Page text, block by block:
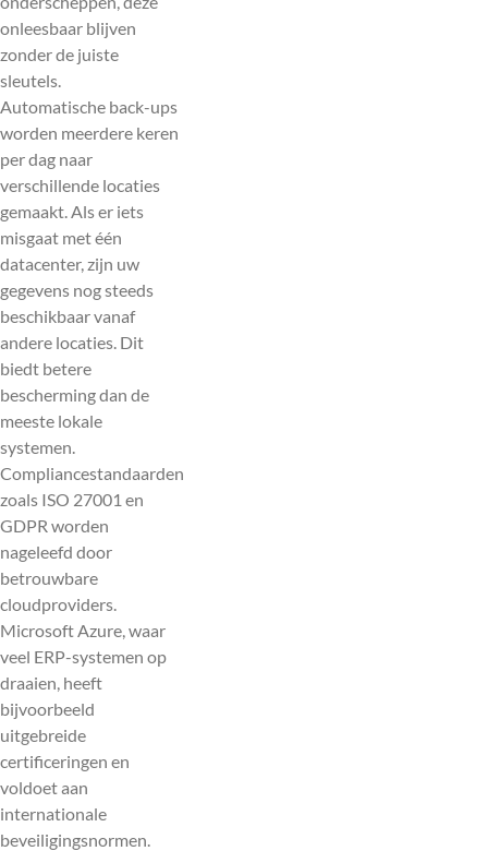
onleesbaar blijven
zonder de juiste
sleutels.
Automatische back-ups
worden meerdere keren
per dag naar
verschillende locaties
gemaakt. Als er iets
misgaat met één
datacenter, zijn uw
gegevens nog steeds
beschikbaar vanaf
andere locaties. Dit
biedt betere
bescherming dan de
meeste lokale
systemen.
Compliancestandaarden
zoals ISO 27001 en
GDPR worden
nageleefd door
betrouwbare
cloudproviders.
Microsoft Azure, waar
veel ERP-systemen op
draaien, heeft
bijvoorbeeld
uitgebreide
certificeringen en
voldoet aan
internationale
beveiligingsnormen.